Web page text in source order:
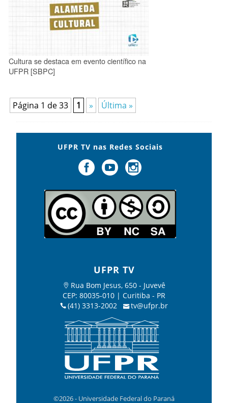
Cultura se destaca em evento científico na
UFPR [SBPC]
Página 1 de 33 1 » Última »
UFPR TV nas Redes Sociais
UFPR TV
Rua Bom Jesus, 650 - Juvevê
CEP: 80035-010 | Curitiba - PR
(41) 3313-2002
tv@ufpr.br
©2026 - Universidade Federal do Paraná